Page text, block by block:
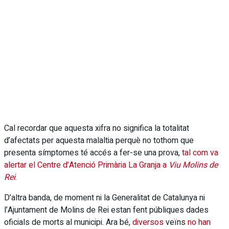
Cal recordar que aquesta xifra no significa la totalitat
d’afectats per aquesta malaltia perquè no tothom que
presenta símptomes té accés a fer-se una prova,tal com va
alertar el Centre d’Atenció Primària La Granja a Viu Molins de
Rei.
D’altra banda, de moment ni la Generalitat de Catalunya ni
l’Ajuntament de Molins de Rei estan fent públiques dades
oficials de morts al municipi. Ara bé,diversosveïnsno han